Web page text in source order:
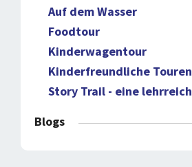
Auf dem Wasser
Foodtour
Kinderwagentour
Kinderfreundliche Touren
Story Trail - eine
Blogs